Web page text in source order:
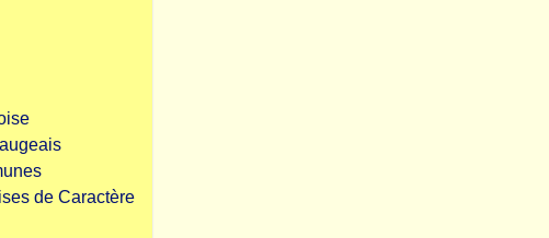
de Caractère